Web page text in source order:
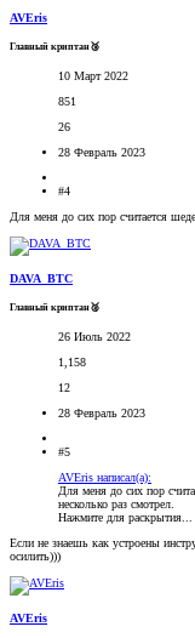
AVEris
Главный криптан🥉
10 Март 2022
851
26
28 Февраль 2023
#4
Для меня до сих пор считается
DAVA_BTC
Главный криптан🥈
26 Июль 2022
1,158
12
28 Февраль 2023
#5
AVEris написал(а):
Для меня до сих пор
несколько раз смотрел.
Нажмите для раскрытия...
Если не знаешь как устроены
осилить)))
AVEris